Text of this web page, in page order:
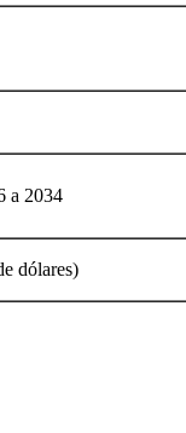
a 2034
dólares)